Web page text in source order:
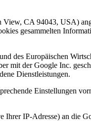
CA 94043, USA)
gesammelten
des Europäischen
mit der Google Inc.
Dienstleistungen.
Einstellungen
IP-Adresse) an die